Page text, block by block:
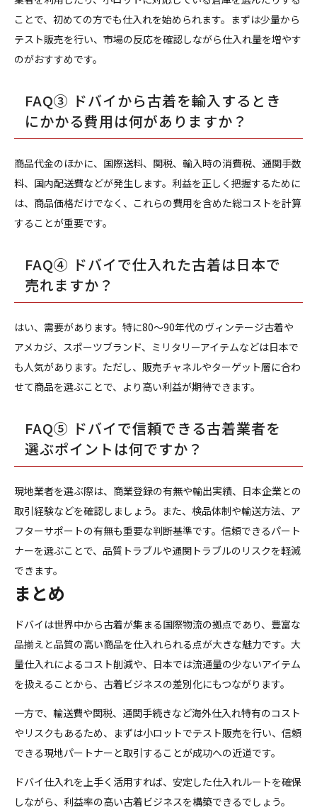
ことで、初めての方でも仕入れを始められます。まずは少量から
テスト販売を行い、市場の反応を確認しながら仕入れ量を増やす
のがおすすめです。
FAQ③ ドバイから古着を輸入するとき
にかかる費用は何がありますか？
商品代金のほかに、国際送料、関税、輸入時の消費税、通関手数
料、国内配送費などが発生します。利益を正しく把握するために
は、商品価格だけでなく、これらの費用を含めた総コストを計算
することが重要です。
FAQ④ ドバイで仕入れた古着は日本で
売れますか？
はい、需要があります。特に80〜90年代のヴィンテージ古着や
アメカジ、スポーツブランド、ミリタリーアイテムなどは日本で
も人気があります。ただし、販売チャネルやターゲット層に合わ
せて商品を選ぶことで、より高い利益が期待できます。
FAQ⑤ ドバイで信頼できる古着業者を
選ぶポイントは何ですか？
現地業者を選ぶ際は、商業登録の有無や輸出実績、日本企業との
取引経験などを確認しましょう。また、検品体制や輸送方法、ア
フターサポートの有無も重要な判断基準です。信頼できるパート
ナーを選ぶことで、品質トラブルや通関トラブルのリスクを軽減
できます。
まとめ
ドバイは世界中から古着が集まる国際物流の拠点であり、豊富な
品揃えと品質の高い商品を仕入れられる点が大きな魅力です。大
量仕入れによるコスト削減や、日本では流通量の少ないアイテム
を扱えることから、古着ビジネスの差別化にもつながります。
一方で、輸送費や関税、通関手続きなど海外仕入れ特有のコスト
やリスクもあるため、まずは小ロットでテスト販売を行い、信頼
できる現地パートナーと取引することが成功への近道です。
ドバイ仕入れを上手く活用すれば、安定した仕入れルートを確保
しながら、利益率の高い古着ビジネスを構築できるでしょう。